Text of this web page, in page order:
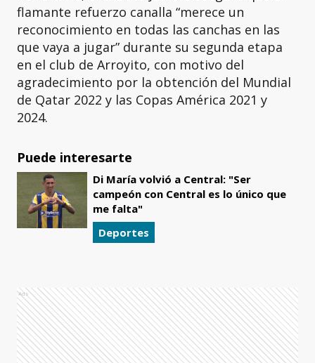
flamante refuerzo canalla “merece un
reconocimiento en todas las canchas en las
que vaya a jugar” durante su segunda etapa
en el club de Arroyito, con motivo del
agradecimiento por la obtención del Mundial
de Qatar 2022 y las Copas América 2021 y
2024.
Puede interesarte
Di María volvió a Central: "Ser
campeón con Central es lo único que
me falta"
Deportes
Ads